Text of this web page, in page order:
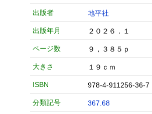
出版者 地平社
出版年月 ２０２６．１
ページ数 ９，３８５ｐ
大きさ １９ｃｍ
ISBN 978-4-911256-36-7
分類記号 367.68